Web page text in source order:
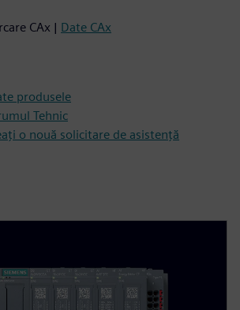
CAx | Date CAx
produsele
Tehnic
o nouă solicitare de asistență